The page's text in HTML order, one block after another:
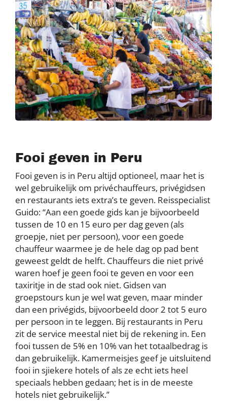
Fooi geven in Peru
Fooi geven is in Peru altijd optioneel, maar het is
wel gebruikelijk om privéchauffeurs, privégidsen
en restaurants iets extra’s te geven. Reisspecialist
Guido: “Aan een goede gids kan je bijvoorbeeld
tussen de 10 en 15 euro per dag geven (als
groepje, niet per persoon), voor een goede
chauffeur waarmee je de hele dag op pad bent
geweest geldt de helft. Chauffeurs die niet privé
waren hoef je geen fooi te geven en voor een
taxiritje in de stad ook niet. Gidsen van
groepstours kun je wel wat geven, maar minder
dan een privégids, bijvoorbeeld door 2 tot 5 euro
per persoon in te leggen. Bij restaurants in Peru
zit de service meestal niet bij de rekening in. Een
fooi tussen de 5% en 10% van het totaalbedrag is
dan gebruikelijk. Kamermeisjes geef je uitsluitend
fooi in sjiekere hotels of als ze echt iets heel
speciaals hebben gedaan; het is in de meeste
hotels niet gebruikelijk.”